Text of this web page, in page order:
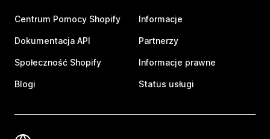
Centrum Pomocy Shopify
Dokumentacja API
Społeczność Shopify
Blogi
Informacje
Partnerzy
Informacje prawne
Status usługi